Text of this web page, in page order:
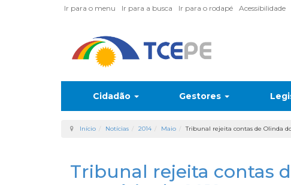
Ir para o menu Ir para a busca Ir para o rodapé Acessibilidade
Cidadão Gestores
Início Notícias 2014 Maio Tribunal rejeita contas de Olinda
Tribunal rejeita contas